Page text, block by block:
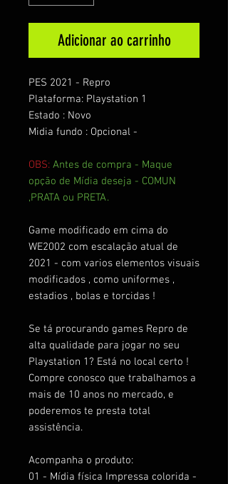
Adicionar ao carrinho
PES 2021 - Repro
Plataforma: Playstation 1
Estado : Novo
Midia fundo : Opcional -
OBS: Antes de compra - Maque
opção de Mídia deseja - COMUN
,PRATA ou PRETA.
Game modificado em cima do
WE2002 com escalação atual de
2021 - com varios elementos visuais
modificados , como uniformes ,
estadios , bolas e torcidas !
Se tá procurando games Repro de
alta qualidade para jogar no seu
Playstation 1? Está no local certo !
Compre conosco que trabalhamos a
mais de 10 anos no mercado, e
poderemos te presta total
assistência.
Acompanha o produto:
01 - Mídia física Impressa colorida -